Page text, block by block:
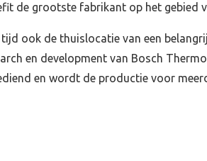
de grootste fabrikant op het gebied
ook de thuislocatie van een
en development van Bosch
en wordt de productie voor